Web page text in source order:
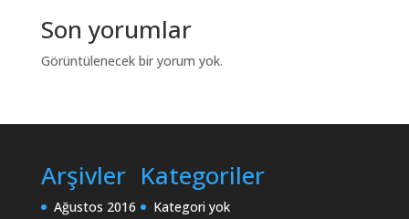
Son yorumlar
Görüntülenecek bir yorum yok.
Arşivler
Ağustos 2016
Kategoriler
Kategori yok